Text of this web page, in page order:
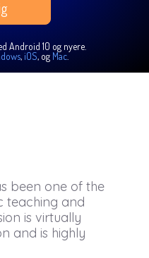
Android 10 og nyere.
,iOS, og Mac
been one of the
teaching and
is virtually
and is highly